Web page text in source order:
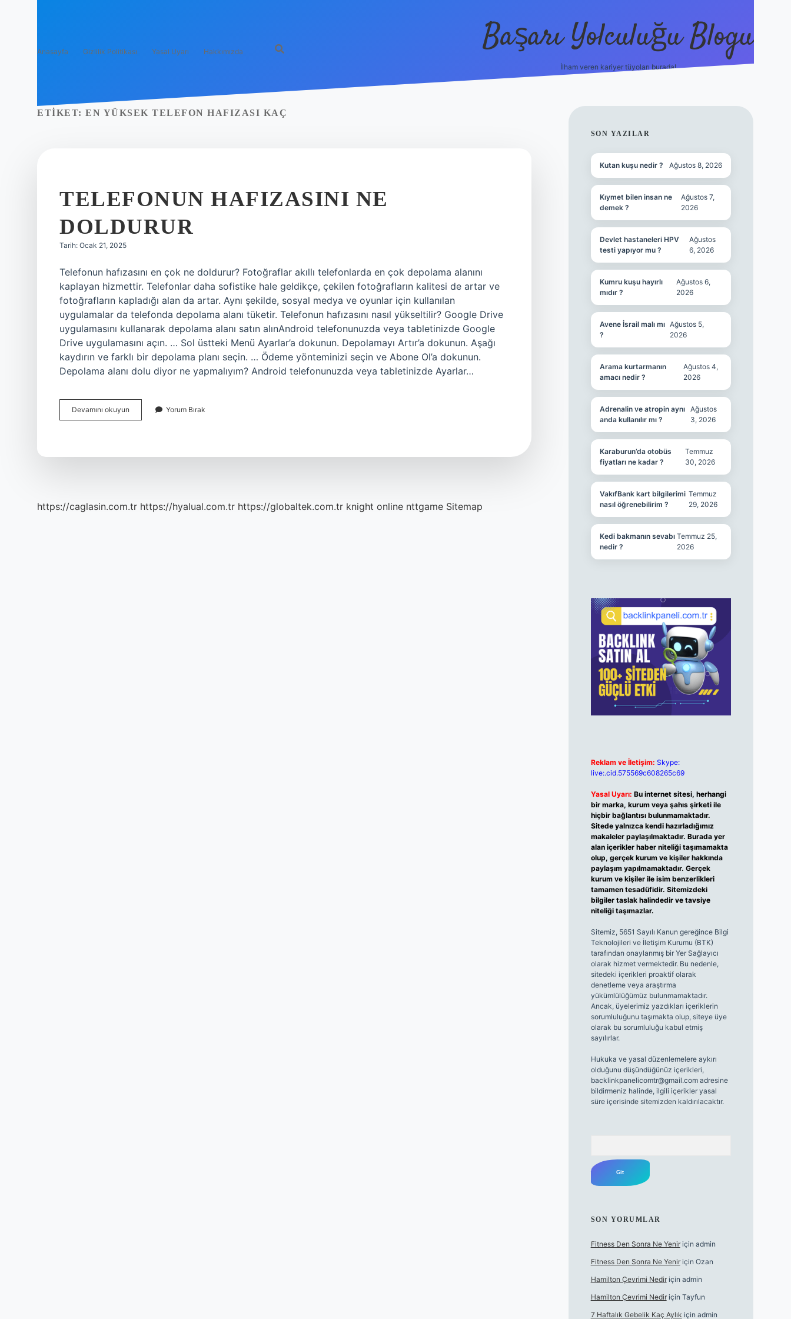
Anasayfa Gizlilik Politikası Yasal Uyarı Hakkımızda Başarı Yolculuğu Blogu
İlham veren kariyer tüyoları burada!
ETIKET: EN YÜKSEK TELEFON HAFIZASI KAÇ
TELEFONUN HAFIZASINI NE
DOLDURUR
Tarih: Ocak 21, 2025
Telefonun hafızasını en çok ne doldurur? Fotoğraflar akıllı telefonlarda en çok depolama alanını
kaplayan hizmettir. Telefonlar daha sofistike hale geldikçe, çekilen fotoğrafların kalitesi de artar ve
fotoğrafların kapladığı alan da artar. Aynı şekilde, sosyal medya ve oyunlar için kullanılan
uygulamalar da telefonda depolama alanı tüketir. Telefonun hafızasını nasıl yükseltilir? Google Drive
uygulamasını kullanarak depolama alanı satın alınAndroid telefonunuzda veya tabletinizde Google
Drive uygulamasını açın. … Sol üstteki Menü Ayarlar’a dokunun. Depolamayı Artır’a dokunun. Aşağı
kaydırın ve farklı bir depolama planı seçin. … Ödeme yönteminizi seçin ve Abone Ol’a dokunun.
Depolama alanı dolu diyor ne yapmalıyım? Android telefonunuzda veya tabletinizde Ayarlar…
Devamını okuyun Telefonun
Hafızasını
Yorum Bırak
https://caglasin.com.tr https://hyalual.com.tr https://globaltek.com.tr knight online nttgame Sitemap
SIDEBAR
SON YAZILAR
Kutan kuşu nedir ? Ağustos 8, 2026
Kıymet bilen insan ne
demek ?
Ağustos 7,
2026
Devlet hastaneleri HPV
testi yapıyor mu ?
Ağustos
6, 2026
Kumru kuşu hayırlı
mıdır ?
Ağustos 6,
2026
Avene İsrail malı mı
?
Ağustos 5,
2026
Arama kurtarmanın
amacı nedir ?
Ağustos 4,
2026
Adrenalin ve atropin aynı
anda kullanılır mı ?
Ağustos
3, 2026
Karaburun’da otobüs
fiyatları ne kadar ?
Temmuz
30, 2026
VakıfBank kart bilgilerimi
nasıl öğrenebilirim ?
Temmuz
29, 2026
Kedi bakmanın sevabı
nedir ?
Temmuz 25,
2026
Reklam ve İletişim: Skype:
live:.cid.575569c608265c69
Yasal Uyarı: Bu internet sitesi, herhangi
bir marka, kurum veya şahıs şirketi ile
hiçbir bağlantısı bulunmamaktadır.
Sitede yalnızca kendi hazırladığımız
makaleler paylaşılmaktadır. Burada yer
alan içerikler haber niteliği taşımamakta
olup, gerçek kurum ve kişiler hakkında
paylaşım yapılmamaktadır. Gerçek
kurum ve kişiler ile isim benzerlikleri
tamamen tesadüfidir. Sitemizdeki
bilgiler taslak halindedir ve tavsiye
niteliği taşımazlar.
Sitemiz, 5651 Sayılı Kanun gereğince Bilgi
Teknolojileri ve İletişim Kurumu (BTK)
tarafından onaylanmış bir Yer Sağlayıcı
olarak hizmet vermektedir. Bu nedenle,
sitedeki içerikleri proaktif olarak
denetleme veya araştırma
yükümlülüğümüz bulunmamaktadır.
Ancak, üyelerimiz yazdıkları içeriklerin
sorumluluğunu taşımakta olup, siteye üye
olarak bu sorumluluğu kabul etmiş
sayılırlar.
Hukuka ve yasal düzenlemelere aykırı
olduğunu düşündüğünüz içerikleri,
backlinkpanelicomtr@gmail.comadresine
bildirmeniz halinde, ilgili içerikler yasal
süre içerisinde sitemizden kaldırılacaktır.
SON YORUMLAR
Fitness Den Sonra Ne Yeniriçin admin
Fitness Den Sonra Ne Yeniriçin Ozan
Hamilton Çevrimi Nediriçin admin
Hamilton Çevrimi Nediriçin Tayfun
7 Haftalık Gebelik Kaç Aylık için admin
https://